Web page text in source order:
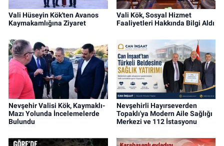
Vali Hüseyin Kök'ten Avanos
Kaymakamlığına Ziyaret
Vali Kök, Sosyal Hizmet
Faaliyetleri Hakkında Bilgi Aldı
Nevşehir Valisi Kök, Kaymaklı-
Mazı Yolunda İncelemelerde
Bulundu
Nevşehirli Hayırseverden
Topaklı'ya Modern Aile Sağlığı
Merkezi ve 112 İstasyonu